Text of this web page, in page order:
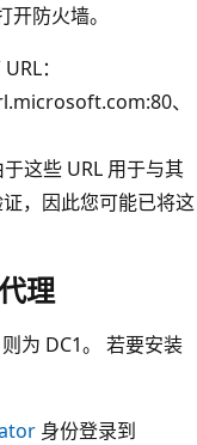
防火墙。
：
、
这些 URL 用于与其
，因此您可能已将这
理
为 DC1。 若要安装
身份登录到